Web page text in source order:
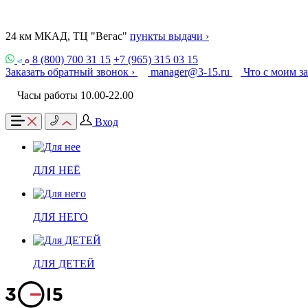
24 км МКАД, ТЦ "Вегас" пункты выдачи ›
8 (800) 700 31 15 +7 (965) 315 03 15
Заказать обратный звонок ›
manager@3-15.ru
Что с моим
Часы работы 10.00-22.00
Вход
ДЛЯ НЕЁ
ДЛЯ НЕГО
ДЛЯ ДЕТЕЙ